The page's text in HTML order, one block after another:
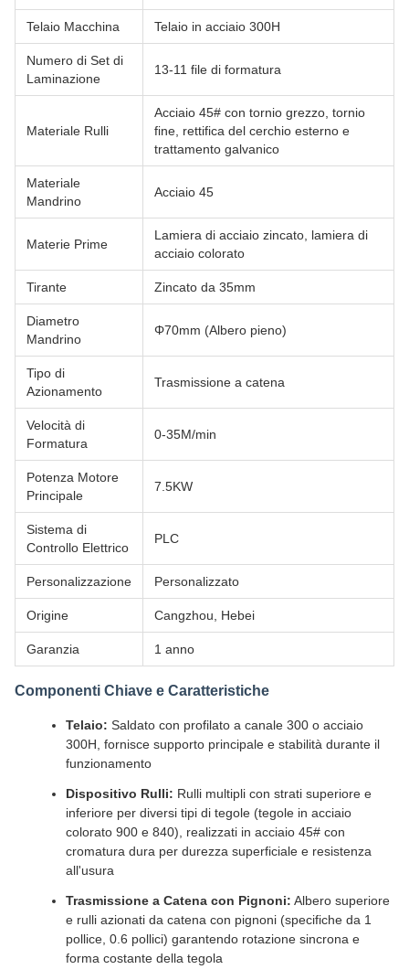
Telaio Macchina Telaio in acciaio 300H
Numero di Set di
Laminazione
13-11 file di formatura
Materiale Rulli
Acciaio 45# con tornio grezzo, tornio
fine, rettifica del cerchio esterno e
trattamento galvanico
Materiale
Mandrino
Acciaio 45
Materie Prime
Lamiera di acciaio zincato, lamiera di
acciaio colorato
Tirante Zincato da 35mm
Diametro
Mandrino
Φ70mm (Albero pieno)
Tipo di
Azionamento
Trasmissione a catena
Velocità di
Formatura
0-35M/min
Potenza Motore
Principale
7.5KW
Sistema di
Controllo Elettrico
PLC
Personalizzazione Personalizzato
Origine Cangzhou, Hebei
Garanzia 1 anno
Componenti Chiave e Caratteristiche
Telaio: Saldato con profilato a canale 300 o acciaio
300H, fornisce supporto principale e stabilità durante il
funzionamento
Dispositivo Rulli: Rulli multipli con strati superiore e
inferiore per diversi tipi di tegole (tegole in acciaio
colorato 900 e 840), realizzati in acciaio 45# con
cromatura dura per durezza superficiale e resistenza
all'usura
Trasmissione a Catena con Pignoni: Albero superiore
e rulli azionati da catena con pignoni (specifiche da 1
pollice, 0.6 pollici) garantendo rotazione sincrona e
forma costante della tegola